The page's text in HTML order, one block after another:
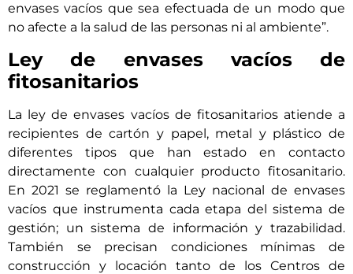
envases vacíos que sea efectuada de un modo que
no afecte a la salud de las personas ni al ambiente”.
Ley de envases vacíos de
fitosanitarios
La ley de envases vacíos de fitosanitarios atiende a
recipientes de cartón y papel, metal y plástico de
diferentes tipos que han estado en contacto
directamente con cualquier producto fitosanitario.
En 2021 se reglamentó la Ley nacional de envases
vacíos que instrumenta cada etapa del sistema de
gestión; un sistema de información y trazabilidad.
También se precisan condiciones mínimas de
construcción y locación tanto de los Centros de